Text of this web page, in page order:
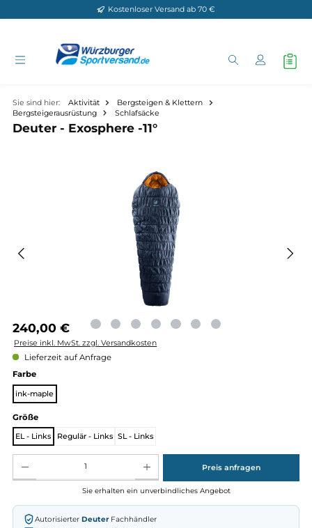
Zum Hauptinhalt springenKostenloser Versand ab 70 €
Sie sind hier: Aktivität
Bergsteigen & Klettern
Bergsteigerausrüstung
Schlafsäcke
Bildergalerie überspringen
Regulärer Preis:
240,00 €
Lieferzeit auf Anfrage
Farbe
ink-maple
auswählen
SL - Links
Produkt Anzahl: Gib den gewünschten Wert ein oder benutze die Schaltflächen um die